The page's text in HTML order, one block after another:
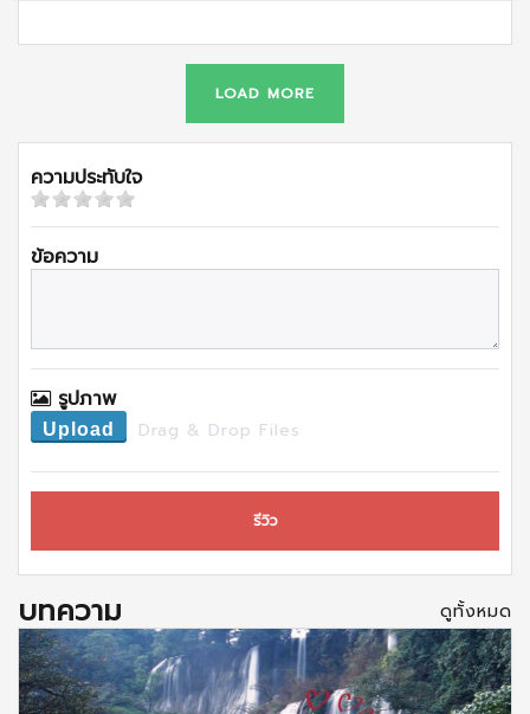
LOAD MORE
ความประทับใจ
ข้อความ
รูปภาพ
Upload Drag & Drop Files
รีวิว
บทความ ดูทั้งหมด